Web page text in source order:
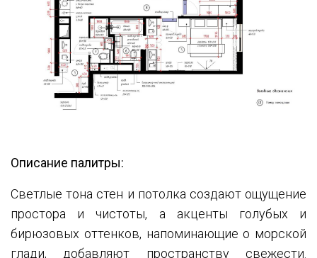
Описание палитры:
Светлые тона стен и потолка создают ощущение
простора и чистоты, а акценты голубых и
бирюзовых оттенков, напоминающие о морской
глади, добавляют пространству свежести.